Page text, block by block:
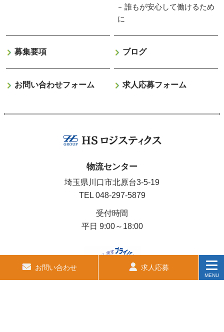
お問い合わせ 求人応募
MENU
誰もが安心して働けるため
に
募集要項 ブログ
お問い合わせフォーム 求人応募フォーム
物流センター
埼玉県川口市北原台3-5-19
TEL 048-297-5879
受付時間
平日 9:00～18:00